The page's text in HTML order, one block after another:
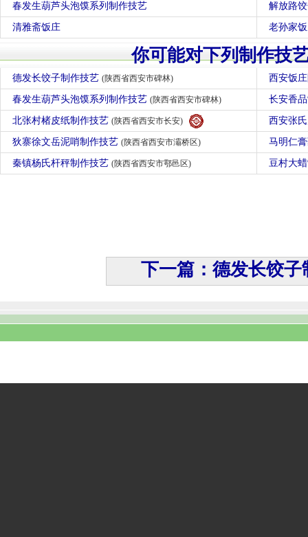
春发生葫芦头泡馍系列制作技艺 解放路
清雅斋饭庄 老孙家
你可能对下列制作技
德发长饺子制作技艺 (陕西省西安市碑林) 西安饭
春发生葫芦头泡馍系列制作技艺 (陕西省西安市碑林) 长安香
北张村楮皮纸制作技艺 (陕西省西安市长安) 西安张
狄寨徐文岳泥哨制作技艺 (陕西省西安市灞桥区) 马明仁
秦镇杨氏杆秤制作技艺 (陕西省西安市鄠邑区) 豆村大
下一篇：德发长饺子